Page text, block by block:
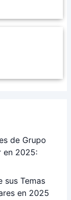
de Grupo
en 2025:
sus Temas
en 2025